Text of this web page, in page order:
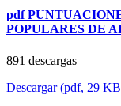
pdf
POPULARES DE
891 descargas
Descargar(pdf, 29 KB